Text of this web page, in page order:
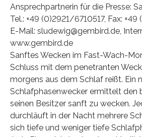
Ansprechpartnerin für die Presse:
Tel.: +49 (0)2921/6710517, Fax:
E-Mail: sludewig@gembird.de,
www.gembird.de
Sanftes Wecken im Fast-Wach-
Schluss mit dem penetranten
morgens aus dem Schlaf reißt. Ein
Schlafphasenwecker ermittelt den
seinen Besitzer sanft zu wecken.
durchläuft in der Nacht mehrere
sich tiefe und weniger tiefe